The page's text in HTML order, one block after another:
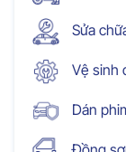
Sửa
Vệ sinh
Dán